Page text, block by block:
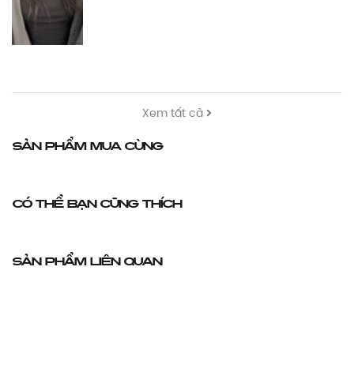
Xem tất cả
Sản phẩm mua cùng
Có thể bạn cũng thích
Sản phẩm liên quan